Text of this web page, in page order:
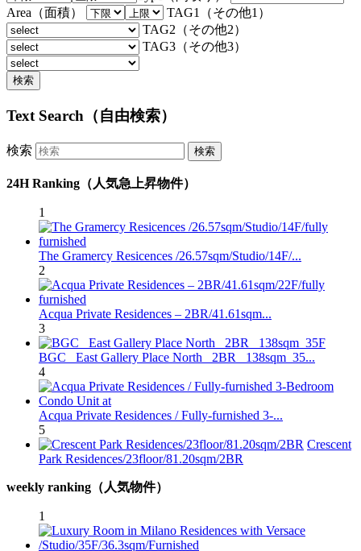
Area（面積）
TAG1（その他1）
TAG2（その他2）
TAG3（その他3）
Text Search（自由検索）
検索
24H Ranking（人気急上昇物件）
1
The Gramercy Resicences /26.57sqm/Studio/14F/...
2
Acqua Private Residences – 2BR/41.61sqm...
3
BGC_ East Gallery Place North_ 2BR_ 138sqm_35...
4
Acqua Private Residences / Fully-furnished 3-...
5
Crescent
Park Residences/23floor/81.20sqm/2BR
weekly ranking（人気物件）
1